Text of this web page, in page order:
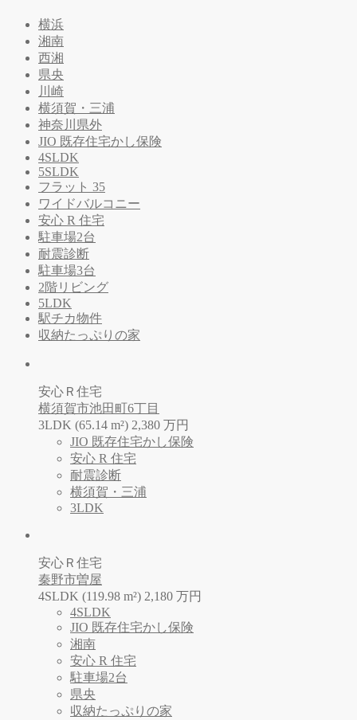
横浜
湘南
西湘
県央
川崎
横須賀・三浦
神奈川県外
JIO 既存住宅かし保険
4SLDK
5SLDK
フラット 35
ワイドバルコニー
安心 R 住宅
駐車場2台
耐震診断
駐車場3台
2階リビング
5LDK
駅チカ物件
収納たっぷりの家
安心Ｒ住宅
横須賀市池田町6丁目
3LDK (65.14 m²) 2,380 万円
JIO 既存住宅かし保険
安心 R 住宅
耐震診断
横須賀・三浦
3LDK
安心Ｒ住宅
秦野市曽屋
4SLDK (119.98 m²) 2,180 万円
4SLDK
JIO 既存住宅かし保険
湘南
安心 R 住宅
駐車場2台
県央
収納たっぷりの家